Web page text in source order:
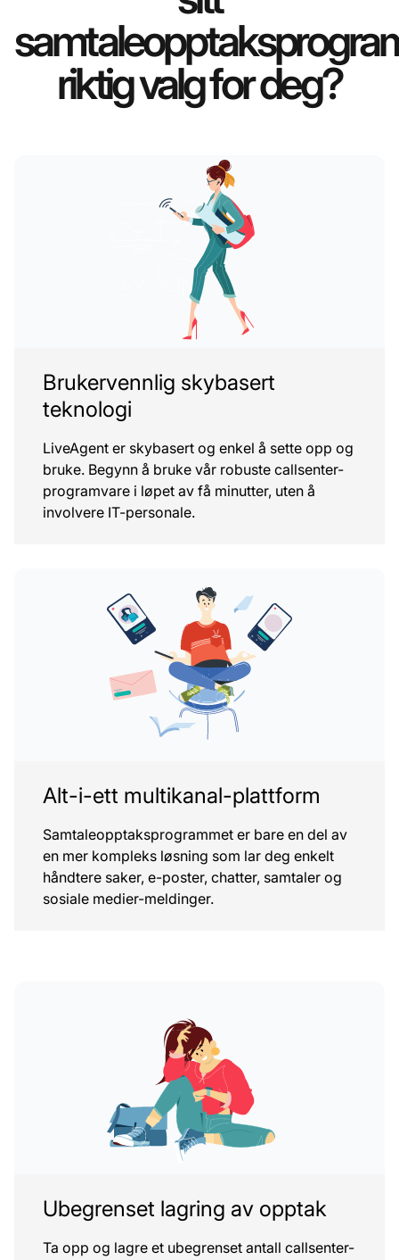
riktig valg for deg?
Brukervennlig skybasert
teknologi
LiveAgent er skybasert og enkel å sette opp og
bruke. Begynn å bruke vår robuste callsenter-
programvare i løpet av få minutter, uten å
involvere IT-personale.
Alt-i-ett multikanal-plattform
Samtaleopptaksprogrammet er bare en del av
en mer kompleks løsning som lar deg enkelt
håndtere saker, e-poster, chatter, samtaler og
sosiale medier-meldinger.
Ubegrenset lagring av opptak
Ta opp og lagre et ubegrenset antall callsenter-